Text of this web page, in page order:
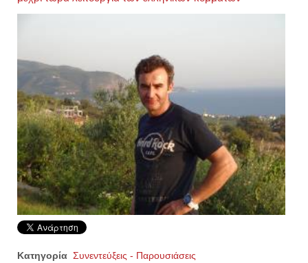
Κατηγορία Συνεντεύξεις - Παρουσιάσεις